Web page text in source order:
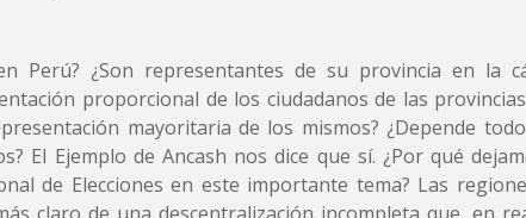
Perú? ¿Son representantes de su provincia en la
proporcional de los ciudadanos de las
mayoritaria de los mismos? ¿Depende
El Ejemplo de Ancash nos dice que sí. ¿Por qué
de Elecciones en este importante tema? Las